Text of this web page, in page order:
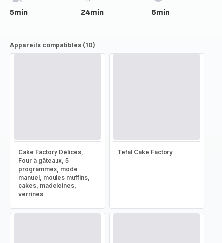
5min 24min 6min
Appareils compatibles (10)
Cake Factory Délices,
Four à gâteaux, 5
programmes, mode
manuel, moules muffins,
cakes, madeleines,
verrines
Tefal Cake Factory